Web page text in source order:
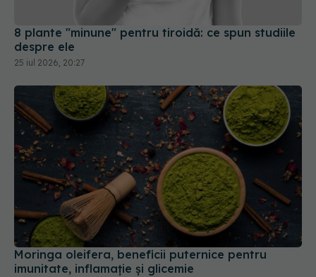
8 plante "minune" pentru tiroidă: ce spun studiile
despre ele
25 iul 2026, 20:27
Moringa oleifera, beneficii puternice pentru
imunitate, inflamație și glicemie